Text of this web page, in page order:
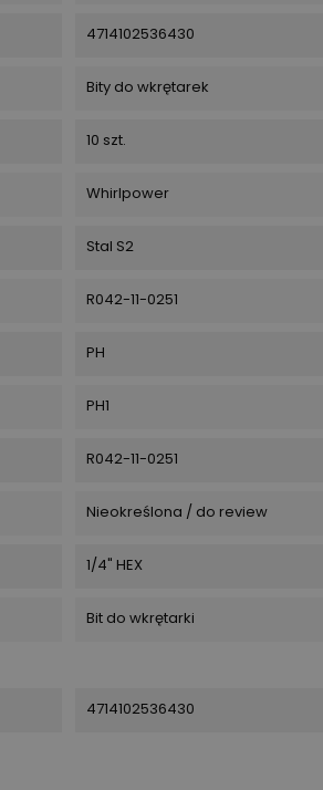
4714102536430
Bity do wkrętarek
10 szt.
Whirlpower
Stal S2
R042-11-0251
PH
PH1
R042-11-0251
Nieokreślona / do review
1/4" HEX
Bit do wkrętarki
4714102536430